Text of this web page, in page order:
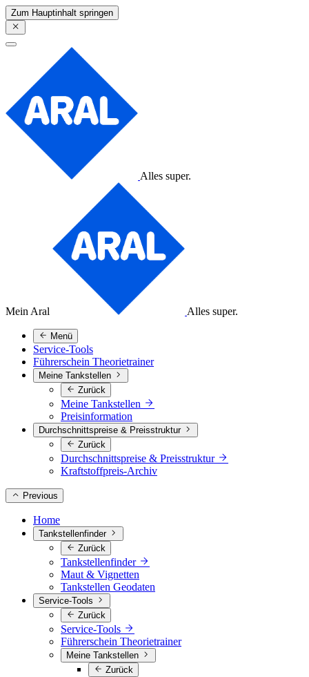
Zum Hauptinhalt springen
Alles super.
Mein Aral Alles super.
Menü
Service-Tools
Führerschein Theorietrainer
Meine Tankstellen
Zurück
Meine Tankstellen
Preisinformation
Durchschnittspreise & Preisstruktur
Zurück
Durchschnittspreise & Preisstruktur
Kraftstoffpreis-Archiv
Previous
Home
Tankstellenfinder
Zurück
Tankstellenfinder
Maut & Vignetten
Tankstellen Geodaten
Service-Tools
Zurück
Service-Tools
Führerschein Theorietrainer
Meine Tankstellen
Zurück